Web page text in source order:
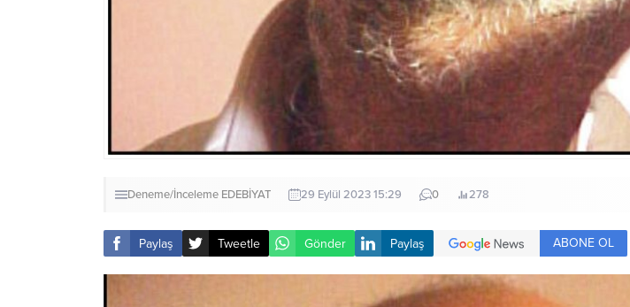
Deneme/İnceleme EDEBİYAT 29 Eylül 2023 15:29 0 278
Paylaş Tweetle Gönder Paylaş ABONE OL